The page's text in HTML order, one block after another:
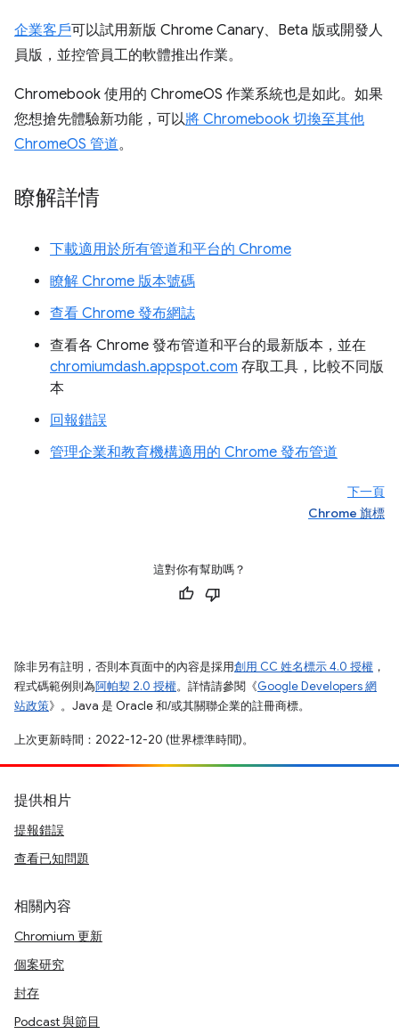
企業客戶可以試用新版 Chrome Canary、Beta 版或開發人
員版，並控管員工的軟體推出作業。
Chromebook 使用的 ChromeOS 作業系統也是如此。如果
您想搶先體驗新功能，可以將 Chromebook 切換至其他
ChromeOS 管道。
瞭解詳情
下載適用於所有管道和平台的 Chrome
瞭解 Chrome 版本號碼
查看 Chrome 發布網誌
查看各 Chrome 發布管道和平台的最新版本，並在
chromiumdash.appspot.com 存取工具，比較不同版
本
回報錯誤
管理企業和教育機構適用的 Chrome 發布管道
下一頁
Chrome 旗標
這對你有幫助嗎？
除非另有註明，否則本頁面中的內容是採用創用 CC 姓名標示 4.0 授權 ，
程式碼範例則為阿帕契 2.0 授權。詳情請參閱《Google Developers 網
站政策》。Java 是 Oracle 和/或其關聯企業的註冊商標。
上次更新時間：2022-12-20 (世界標準時間)。
提供相片
提報錯誤
查看已知問題
相關內容
Chromium 更新
個案研究
封存
Podcast 與節目